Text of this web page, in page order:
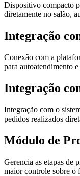
Dispositivo compacto
diretamente no salão,
Integração
Conexão com a
para autoatendimento
Integração
Integração com o
pedidos realizados
Módulo de
Gerencia as etapas de
maior controle sobre o